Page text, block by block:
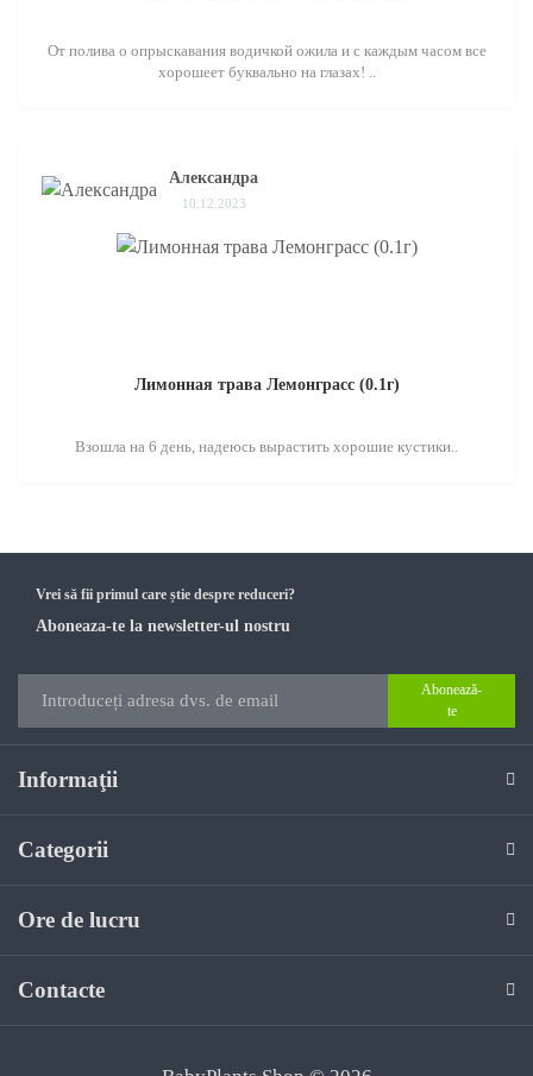
От полива о опрыскавания водичкой ожила и с каждым часом все
хорошеет буквально на глазах! ..
Александра
10.12.2023
Лимонная трава Лемонграсс (0.1г)
Взошла на 6 день, надеюсь вырастить хорошие кустики..
Vrei să fii primul care știe despre reduceri?
Aboneaza-te la newsletter-ul nostru
Abonează-
te
Informaţii
Categorii
Ore de lucru
Contacte